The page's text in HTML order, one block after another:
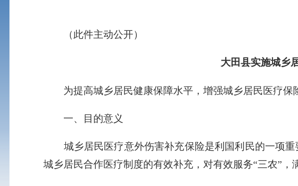
（此件主动公开）
大田县实施城乡居
为提高城乡居民健康保障水平，增强城乡居民医疗保
一、目的意义
城乡居民医疗意外伤害补充保险是利国利民的一项重
城乡居民合作医疗制度的有效补充，对有效服务“三农”